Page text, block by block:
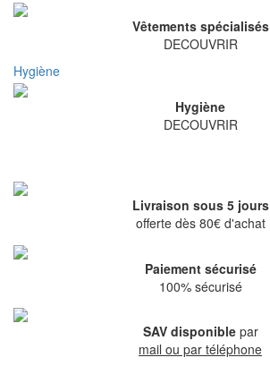
Vêtements spécialisés
DECOUVRIR
Hygiène
Hygiène
DECOUVRIR
Livraison sous 5 jours
offerte dès 80€ d'achat
Paiement sécurisé
100% sécurisé
SAV disponiblepar
mail ou par téléphone